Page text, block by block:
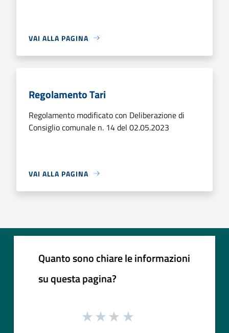
VAI ALLA PAGINA
Regolamento Tari
Regolamento modificato con Deliberazione di
Consiglio comunale n. 14 del 02.05.2023
VAI ALLA PAGINA
Quanto sono chiare le informazioni
su questa pagina?